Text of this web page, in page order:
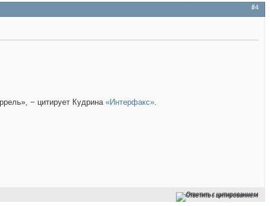
#4
− цитирует Кудрина «Интерфакс».
Ответить с цитированием